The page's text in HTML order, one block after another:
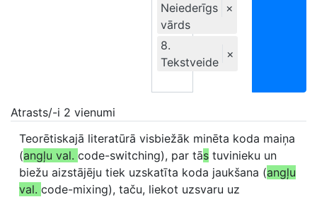
Neiederīgs
vārds
×
8.
Tekstveide
×
Atrasts/-i 2 vienumi
Teorētiskajā literatūrā visbiežāk minēta koda maiņa
(angļu val. code-switching), par tās tuvinieku un
biežu aizstājēju tiek uzskatīta koda jaukšana (angļu
val. code-mixing), taču, liekot uzsvaru uz